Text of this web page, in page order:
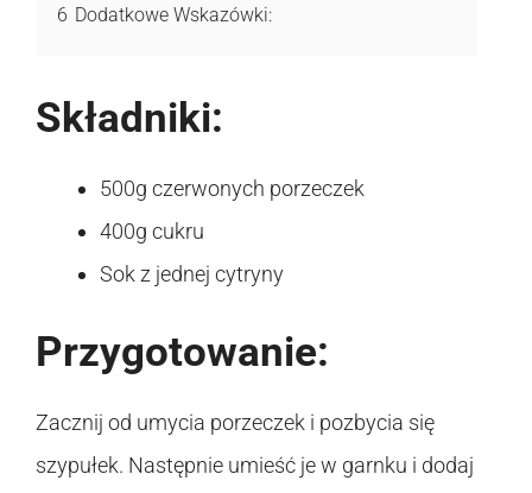
6 Dodatkowe Wskazówki:
Składniki:
500g czerwonych porzeczek
400g cukru
Sok z jednej cytryny
Przygotowanie:
Zacznij od umycia porzeczek i pozbycia się
szypułek. Następnie umieść je w garnku i dodaj